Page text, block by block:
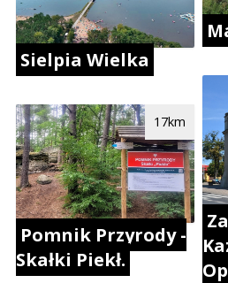
Sielpia Wielka
Pomnik Przyrody -
Skałki Piekł.
17km